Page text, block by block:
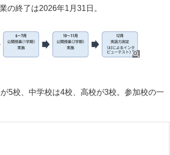
の終了は2026年1月31日。
5校、中学校は4校、高校が3校。参加校の一